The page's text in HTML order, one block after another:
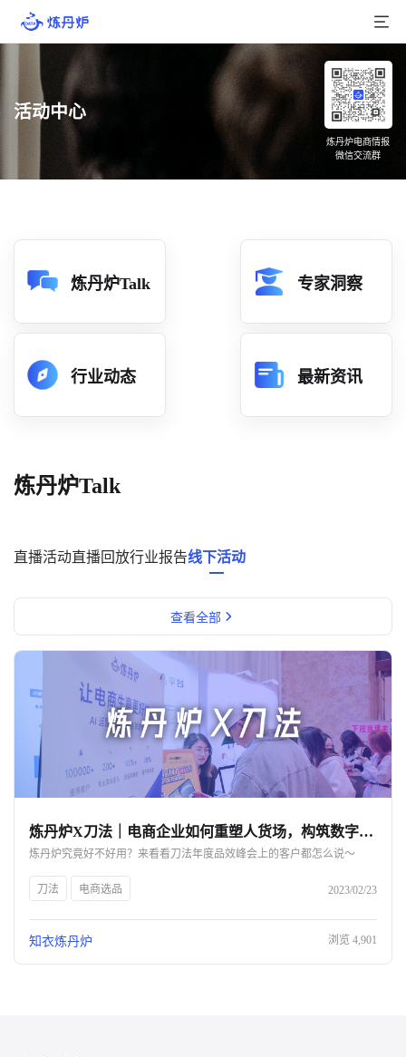
产品介绍
品牌数据
店铺数据
分析
数据中心
消费者说
解决方案
金融市场解决方案
电商解决方案
资源中心
新闻中心
活动中心
关于我们
公司介绍
商机推荐
活动中心
炼丹炉电商情报
微信交流群
炼丹炉Talk 专家洞察
行业动态 最新资讯
炼丹炉Talk
直播活动直播回放行业报告线下活动
查看全部
炼丹炉X刀法｜电商企业如何重塑人货场，构筑数字化护城河？-杭州知衣科技
炼丹炉究竟好不好用？来看看刀法年度品效峰会上的客户都怎么说～
刀法 电商选品 2023/02/23
知衣炼丹炉 浏览 4,901